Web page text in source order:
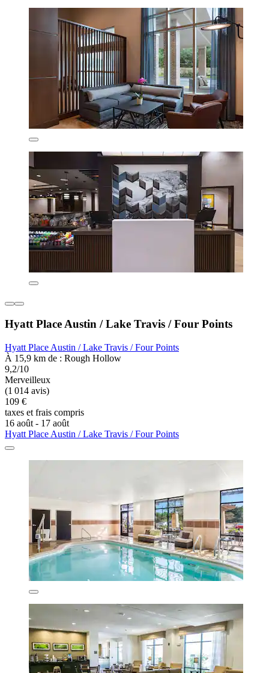
Hyatt Place Austin / Lake Travis / Four Points
Hyatt Place Austin / Lake Travis / Four Points
À 15,9 km de : Rough Hollow
9,2/10
Merveilleux
(1 014 avis)
109 €
taxes et frais compris
16 août - 17 août
Hyatt Place Austin / Lake Travis / Four Points